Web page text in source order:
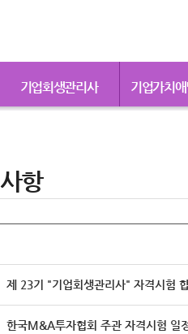
기업회생관리사 기업가치
항
제 23기 "기업회생관리사" 자격시험
한국M&A투자협회 주관 자격시험 일